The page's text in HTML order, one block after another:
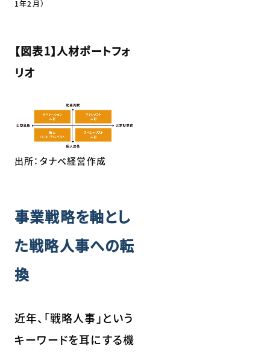
1年2月）
【図表1】人材ポートフォ
リオ
出所：タナベ経営作成
事業戦略を軸とし
た戦略人事への転
換
近年、「戦略人事」という
キーワードを耳にする機